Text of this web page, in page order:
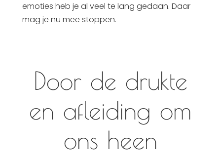
emoties heb je al veel te lang gedaan. Daar
mag je nu mee stoppen.
Door de drukte
en afleiding om
ons heen